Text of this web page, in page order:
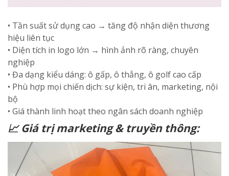
• Tần suất sử dụng cao → tăng độ nhận diện thương
hiệu liên tục
• Diện tích in logo lớn → hình ảnh rõ ràng, chuyên
nghiệp
• Đa dạng kiểu dáng: ô gấp, ô thẳng, ô golf cao cấp
• Phù hợp mọi chiến dịch: sự kiện, tri ân, marketing, nội
bộ
• Giá thành linh hoạt theo ngân sách doanh nghiệp
📈 Giá trị marketing & truyền thông: